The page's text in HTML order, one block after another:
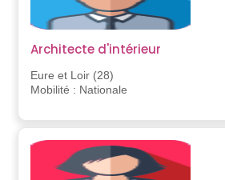
Architecte d'intérieur
Eure et Loir (28)
Mobilité : Nationale